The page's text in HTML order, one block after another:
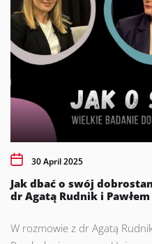
30 April 2025
Jak dbać o swój
dr Agatą Rudnik i
W rozmowie z dr Agatą